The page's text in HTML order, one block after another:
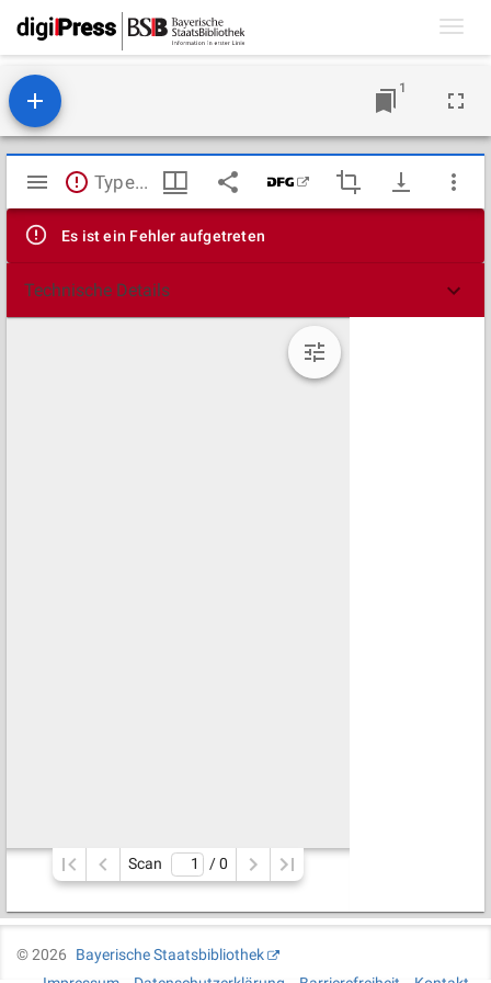
1
Mirador
Viewer
TypeError: Failed to fetch
Es ist ein Fehler aufgetreten
Technische Details
Scan / 0
©2026
Bayerische Staatsbibliothek